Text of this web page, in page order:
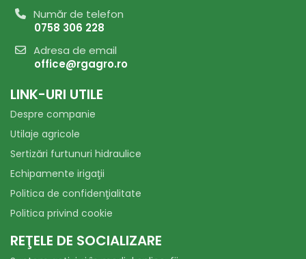
Număr de telefon
0758 306 228
Adresa de email
office@rgagro.ro
LINK-URI UTILE
Despre companie
Utilaje agricole
Sertizări furtunuri hidraulice
Echipamente irigaţii
Politica de confidenţialitate
Politica privind cookie
REŢELE DE SOCIALIZARE